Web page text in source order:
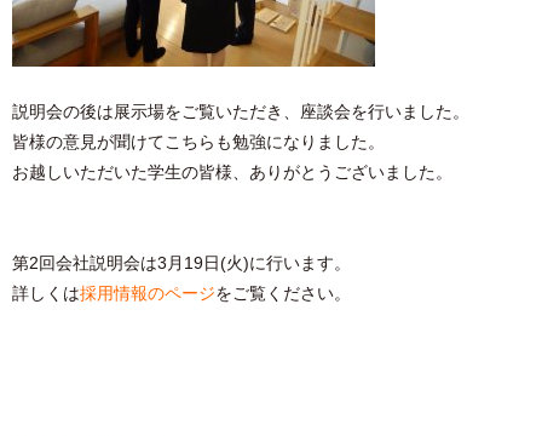
説明会の後は展示場をご覧いただき、座談会を行いました。
皆様の意見が聞けてこちらも勉強になりました。
お越しいただいた学生の皆様、ありがとうございました。
第2回会社説明会は3月19日(火)に行います。
詳しくは採用情報のページをご覧ください。